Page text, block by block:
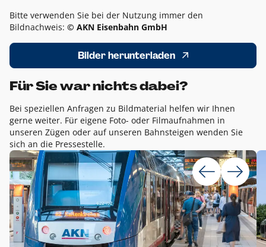
Bitte verwenden Sie bei der Nutzung immer den
Bildnachweis: © AKN Eisenbahn GmbH
Bilder herunterladen
Für Sie war nichts dabei?
Bei speziellen Anfragen zu Bildmaterial helfen wir Ihnen
gerne weiter. Für eigene Foto- oder Filmaufnahmen in
unseren Zügen oder auf unseren Bahnsteigen wenden Sie
sich an die Pressestelle.